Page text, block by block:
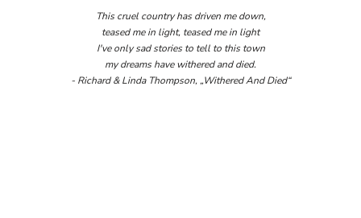
This cruel country has driven me down,
teased me in light, teased me in light
I've only sad stories to tell to this town
my dreams have withered and died.
- Richard & Linda Thompson, „Withered And Died“